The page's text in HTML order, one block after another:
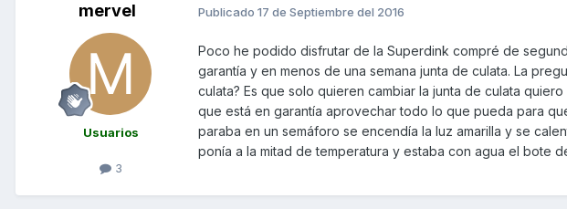
mervel
Usuarios
3
Publicado 17 de Septiembre del 2016
Poco he podido disfrutar de la Superdink compré de
garantía y en menos de una semana junta de culata. La
culata? Es que solo quieren cambiar la junta de culata
que está en garantía aprovechar todo lo que pueda para
paraba en un semáforo se encendía la luz amarilla y se
ponía a la mitad de temperatura y estaba con agua el bote